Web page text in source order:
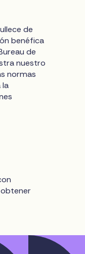
de
benéfica
de
nuestro
normas
la